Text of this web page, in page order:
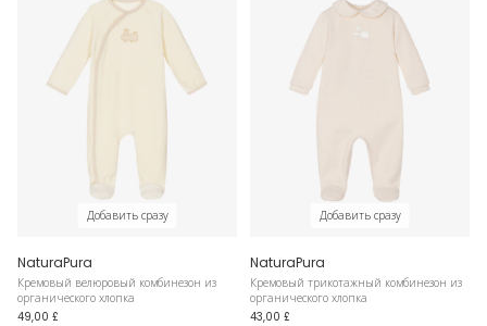
Добавить сразу
NaturaPura
Кремовый велюровый комбинезон из
органического хлопка
49,00 £
Добавить сразу
NaturaPura
Кремовый трикотажный комбинезон из
органического хлопка
43,00 £